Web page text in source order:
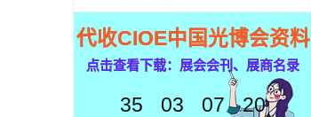
代收CIOE中国光博会资料
点击查看下载：展会会刊、展商名录
35 03 07 19